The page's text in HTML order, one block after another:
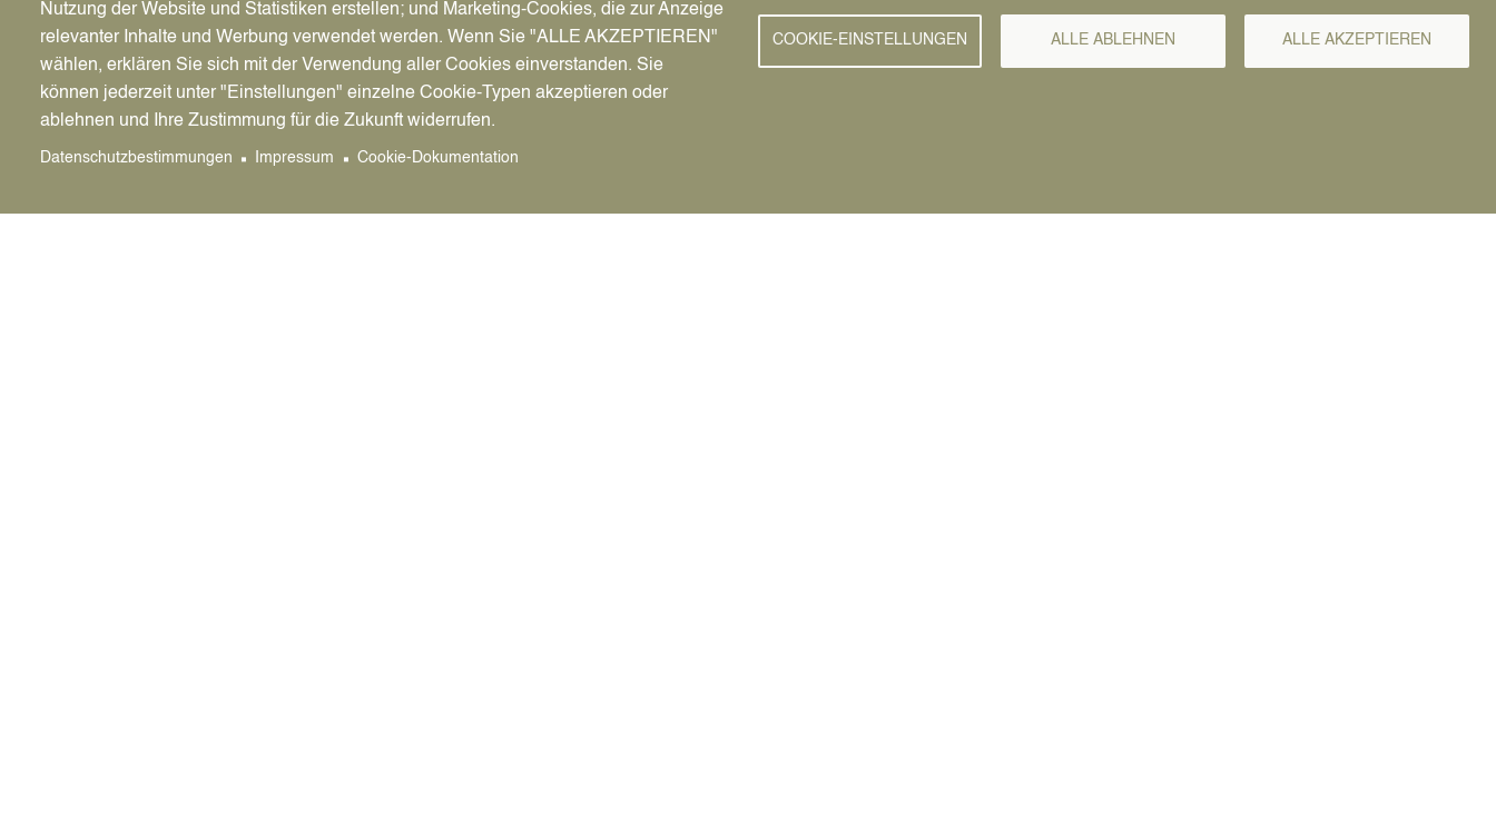
Reservistenkameradschaft Datteln
Ansprechpartner
Andreas Kolinke, Hauptfeldwebel d.R.
02363-5595344
AndreasKolinke@aol.com
Nutzung der Website und Statistiken erstellen; und Marketing-Cookies, die zur Anzeige
relevanter Inhalte und Werbung verwendet werden. Wenn Sie "ALLE AKZEPTIEREN"
wählen, erklären Sie sich mit der Verwendung aller Cookies einverstanden. Sie
können jederzeit unter "Einstellungen" einzelne Cookie-Typen akzeptieren oder
ablehnen und Ihre Zustimmung für die Zukunft widerrufen.
Datenschutzbestimmungen Impressum Cookie-Dokumentation
COOKIE-EINSTELLUNGEN ALLE ABLEHNEN ALLE AKZEPTIEREN